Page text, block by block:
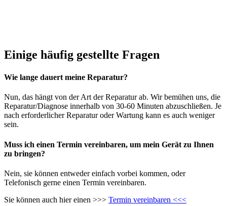
Einige häufig gestellte Fragen
Wie lange dauert meine Reparatur?
Nun, das hängt von der Art der Reparatur ab. Wir bemühen uns, die
Reparatur/Diagnose innerhalb von 30-60 Minuten abzuschließen. Je
nach erforderlicher Reparatur oder Wartung kann es auch weniger
sein.
Muss ich einen Termin vereinbaren, um mein Gerät zu Ihnen
zu bringen?
Nein, sie können entweder einfach vorbei kommen, oder
Telefonisch gerne einen Termin vereinbaren.
Sie können auch hier einen >>> Termin vereinbaren <<<